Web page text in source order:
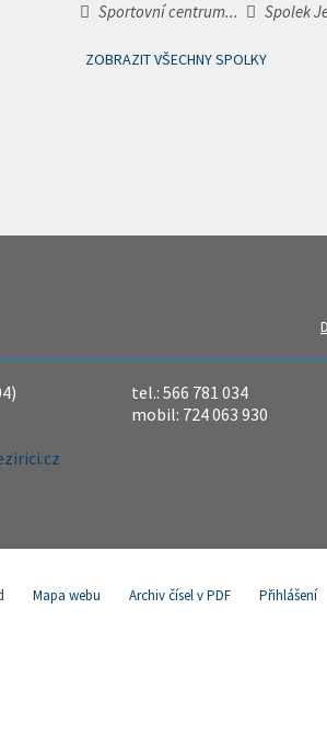
Sportovní centrum...
Spolek
ZOBRAZIT VŠECHNY SPOLKY
tel.: 566 781 034
mobil: 724 063 930
Mapa webu Archiv čísel v PDF Přihlášení